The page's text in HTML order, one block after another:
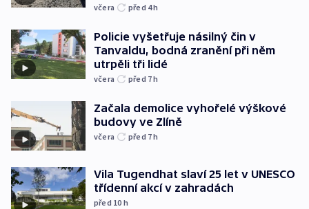
včera před 4h
Policie vyšetřuje násilný čin v
Tanvaldu, bodná zranění při něm
utrpěli tři lidé
včera před 7h
Začala demolice vyhořelé výškové
budovy ve Zlíně
včera před 7h
Vila Tugendhat slaví 25 let v UNESCO
třídenní akcí v zahradách
před 10 h